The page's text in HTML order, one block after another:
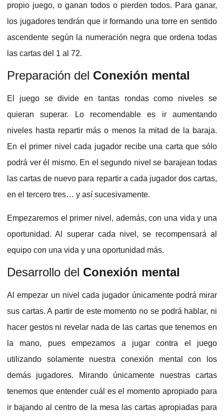
propio juego, o ganan todos o pierden todos. Para ganar,
los jugadores tendrán que ir formando una torre en sentido
ascendente según la numeración negra que ordena todas
las cartas del 1 al 72.
Preparación del Conexión mental
El juego se divide en tantas rondas como niveles se
quieran superar. Lo recomendable es ir aumentando
niveles hasta repartir más o menos la mitad de la baraja.
En el primer nivel cada jugador recibe una carta que sólo
podrá ver él mismo. En el segundo nivel se barajean todas
las cartas de nuevo para repartir a cada jugador dos cartas,
en el tercero tres… y así sucesivamente.
Empezaremos el primer nivel, además, con una vida y una
oportunidad. Al superar cada nivel, se recompensará al
equipo con una vida y una oportunidad más.
Desarrollo del Conexión mental
Al empezar un nivel cada jugador únicamente podrá mirar
sus cartas. A partir de este momento no se podrá hablar, ni
hacer gestos ni revelar nada de las cartas que tenemos en
la mano, pues empezamos a jugar contra el juego
utilizando solamente nuestra conexión mental con los
demás jugadores. Mirando únicamente nuestras cartas
tenemos que entender cuál es el momento apropiado para
ir bajando al centro de la mesa las cartas apropiadas para